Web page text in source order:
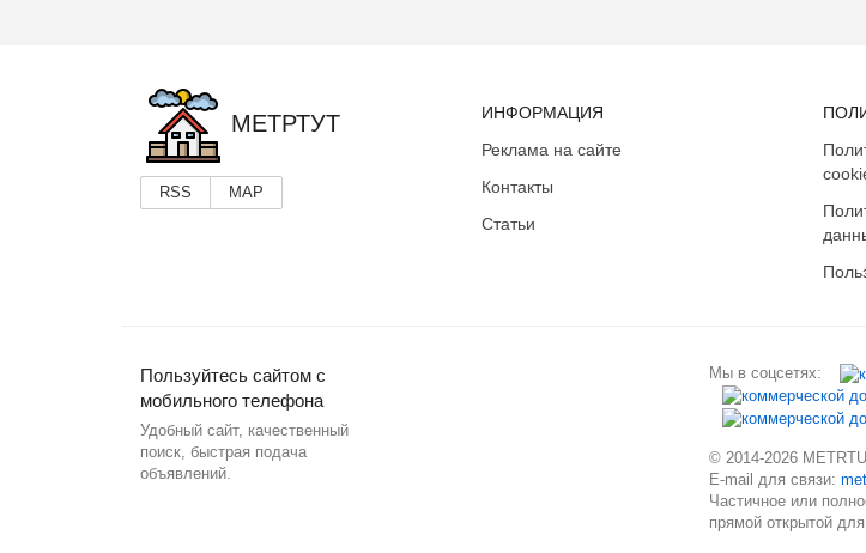
МЕТРТУТ
RSS MAP
ИНФОРМАЦИЯ
Реклама на сайте
Контакты
Статьи
Пользуйтесь сайтом с
мобильного телефона
Удобный сайт, качественный
поиск, быстрая подача
объявлений.
Мы в соцсетях:
© 2014-2026
E-mail для связи:
Частичное или
прямой открытой